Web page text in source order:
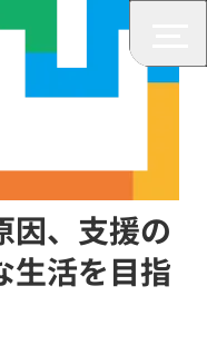
ら支援体制
、支援の
生活を目指